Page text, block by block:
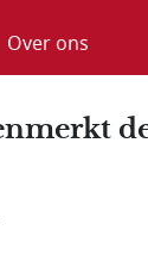
Over ons